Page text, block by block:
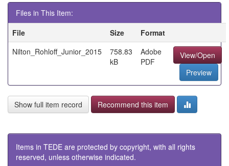
Files in This Item:
File
Size
Format
Nilton_Rohloff_Junior_2015
758.83
kB
Adobe
PDF
View/Open
Preview
Show full item record Recommend this item
Items in TEDE are protected by copyright, with all rights
reserved, unless otherwise indicated.